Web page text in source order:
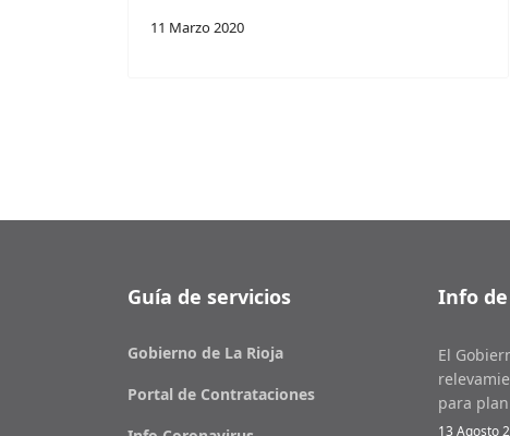
11 Marzo 2020
Guía de servicios
Gobierno de La Rioja
Portal de Contrataciones
Info
El
para
13 Agosto